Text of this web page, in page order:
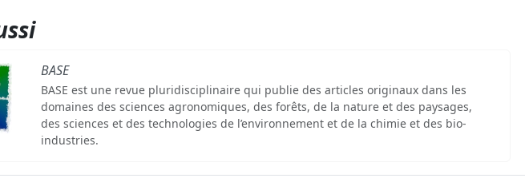
BASE
BASE est une revue pluridisciplinaire qui publie des articles originaux dans les
domaines des sciences agronomiques, des forêts, de la nature et des paysages,
des sciences et des technologies de l’environnement et de la chimie et des bio-
industries.